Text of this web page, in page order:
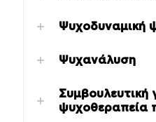
Ψυχοδυναμική
Ψυχανάλυση
Συμβουλευτική
ψυχοθεραπεία